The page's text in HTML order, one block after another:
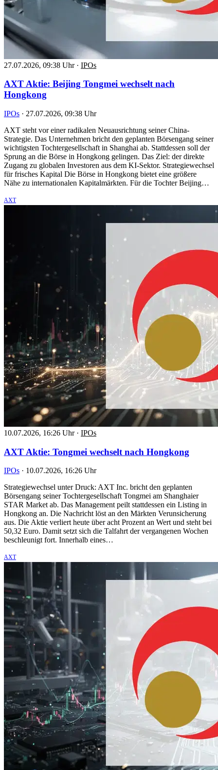
27.07.2026, 09:38 Uhr · IPOs
AXT Aktie: Beijing Tongmei wechselt nach
Hongkong
IPOs · 27.07.2026, 09:38 Uhr
AXT steht vor einer radikalen Neuausrichtung seiner China-
Strategie. Das Unternehmen bricht den geplanten Börsengang seiner
wichtigsten Tochtergesellschaft in Shanghai ab. Stattdessen soll der
Sprung an die Börse in Hongkong gelingen. Das Ziel: der direkte
Zugang zu globalen Investoren aus dem KI-Sektor. Strategiewechsel
für frisches Kapital Die Börse in Hongkong bietet eine größere
Nähe zu internationalen Kapitalmärkten. Für die Tochter Beijing…
AXT
10.07.2026, 16:26 Uhr · IPOs
AXT Aktie: Tongmei wechselt nach Hongkong
IPOs · 10.07.2026, 16:26 Uhr
Strategiewechsel unter Druck: AXT Inc. bricht den geplanten
Börsengang seiner Tochtergesellschaft Tongmei am Shanghaier
STAR Market ab. Das Management peilt stattdessen ein Listing in
Hongkong an. Die Nachricht löst an den Märkten Verunsicherung
aus. Die Aktie verliert heute über acht Prozent an Wert und steht bei
50,32 Euro. Damit setzt sich die Talfahrt der vergangenen Wochen
beschleunigt fort. Innerhalb eines…
AXT